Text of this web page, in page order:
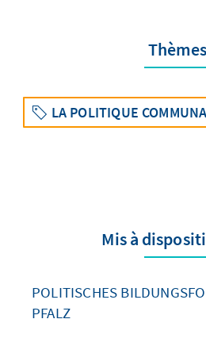
Thèmes
LA POLITIQUE
Mis à
POLITISCHES
PFALZ